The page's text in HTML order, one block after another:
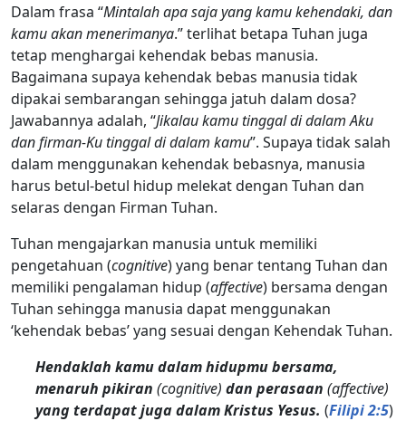
Dalam frasa “Mintalah apa saja yang kamu kehendaki, dan
kamu akan menerimanya.” terlihat betapa Tuhan juga
tetap menghargai kehendak bebas manusia.
Bagaimana supaya kehendak bebas manusia tidak
dipakai sembarangan sehingga jatuh dalam dosa?
Jawabannya adalah, “Jikalau kamu tinggal di dalam Aku
dan firman-Ku tinggal di dalam kamu”. Supaya tidak salah
dalam menggunakan kehendak bebasnya, manusia
harus betul-betul hidup melekat dengan Tuhan dan
selaras dengan Firman Tuhan.
Tuhan mengajarkan manusia untuk memiliki
pengetahuan (cognitive) yang benar tentang Tuhan dan
memiliki pengalaman hidup (affective) bersama dengan
Tuhan sehingga manusia dapat menggunakan
‘kehendak bebas’ yang sesuai dengan Kehendak Tuhan.
Hendaklah kamu dalam hidupmu bersama,
menaruh pikiran(cognitive) dan perasaan(affective)
yang terdapat juga dalam Kristus Yesus. (Filipi 2:5)